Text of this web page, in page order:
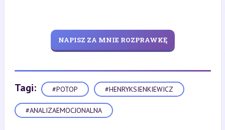
NAPISZ ZA MNIE ROZPRAWKĘ
Tagi: #POTOP #HENRYKSIENKIEWICZ
#ANALIZAEMOCJONALNA